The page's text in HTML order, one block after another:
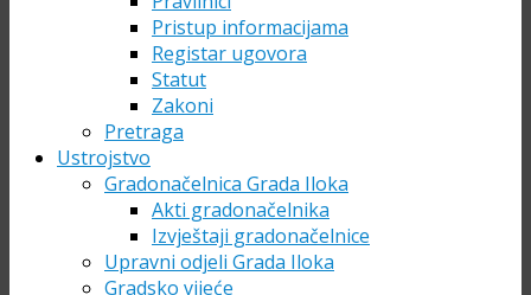
Pristup informacijama
Registar ugovora
Statut
Zakoni
Pretraga
Ustrojstvo
Gradonačelnica Grada Iloka
Akti gradonačelnika
Izvještaji gradonačelnice
Upravni odjeli Grada Iloka
Gradsko vijeće